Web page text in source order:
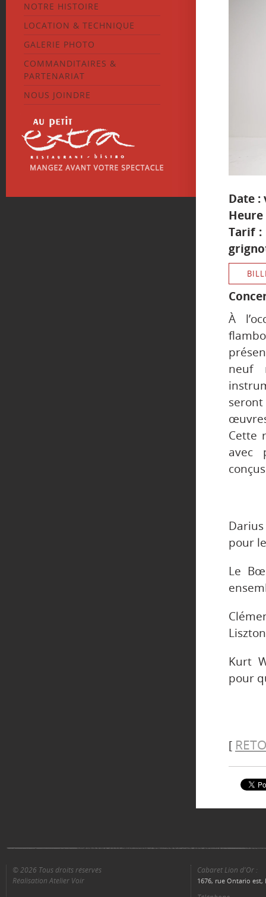
NOTRE HISTOIRE
LOCATION & TECHNIQUE
GALERIE PHOTO
COMMANDITAIRES &
PARTENARIAT
NOUS JOINDRE
Date :
Heure
Tarif :
À
neuf
Cette
avec
pour
Le
Kurt
pour
[
© 2026 Tous droits réservés
Réalisation Atelier Voir
Cabaret Lion d'Or :
1676, rue Ontario est,